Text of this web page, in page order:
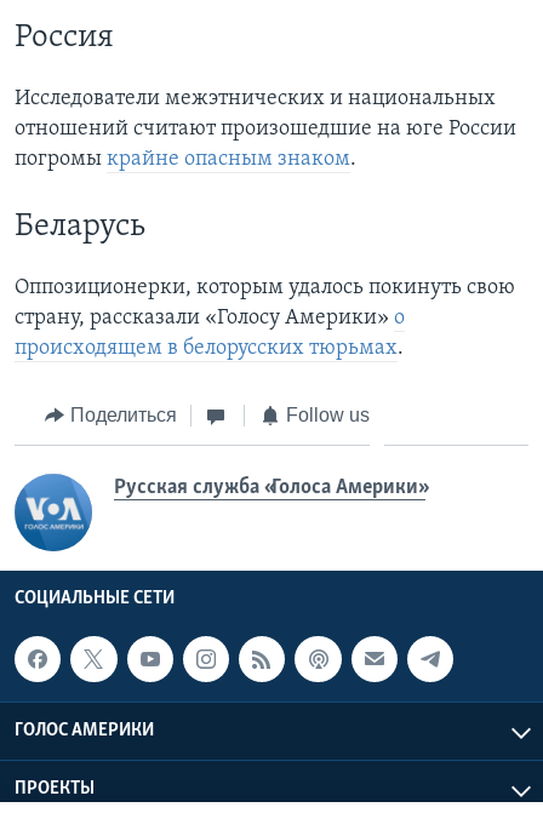
Россия
Исследователи межэтнических и национальных
отношений считают произошедшие на юге России
погромы крайне опасным знаком.
Беларусь
Оппозиционерки, которым удалось покинуть свою
страну, рассказали «Голосу Америки» о
происходящем в белорусских тюрьмах.
Поделиться Follow us
Русская служба «Голоса Америки»
СОЦИАЛЬНЫЕ СЕТИ
ГОЛОС АМЕРИКИ
ПРОЕКТЫ